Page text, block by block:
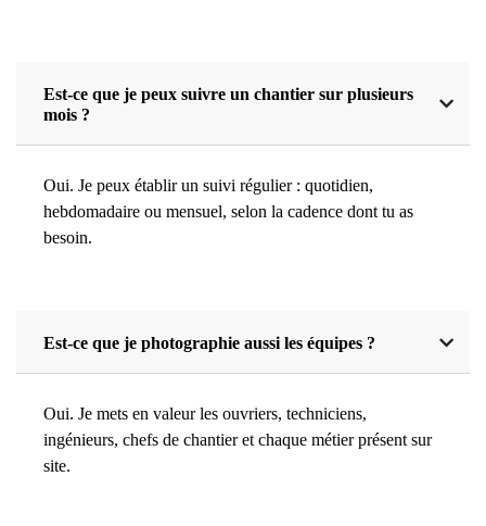
Est-ce que je peux suivre un chantier sur plusieurs
mois ?
Oui. Je peux établir un suivi régulier : quotidien,
hebdomadaire ou mensuel, selon la cadence dont tu as
besoin.
Est-ce que je photographie aussi les équipes ?
Oui. Je mets en valeur les ouvriers, techniciens,
ingénieurs, chefs de chantier et chaque métier présent sur
site.